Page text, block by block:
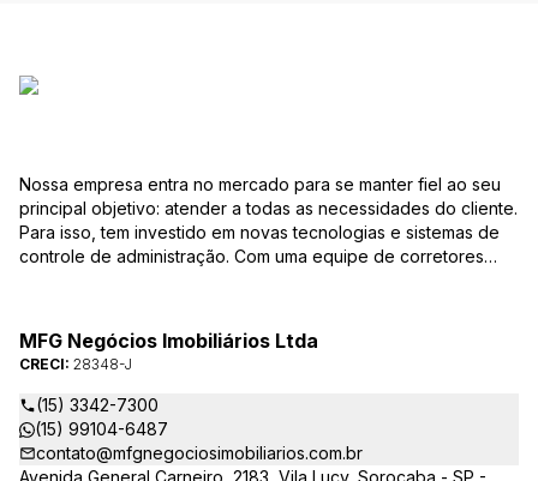
Nossa empresa entra no mercado para se manter fiel ao seu
principal objetivo: atender a todas as necessidades do cliente.
Para isso, tem investido em novas tecnologias e sistemas de
controle de administração. Com uma equipe de corretores
comerciais, terrenos etc. para compra e venda. As consultas
podem ser feitas por telefone, pessoalmente, ou pela Internet,
pela pesquisa para Vendas. Um módulo de super busca irá
pesquisar entre as ofertas o imóvel com as características que
você procura. em instantes você terá as informações sobre o
resultado, podendo, inclusive marcar visita ou pesquisar
outros parâmetros. Caso não exista uma oferta que preencha
MFG Negócios Imobiliários Ltda
CRECI: 28348-J
(15) 3342-7300
(15) 99104-6487
contato@mfgnegociosimobiliarios.com.br
Avenida General Carneiro, 2183, Vila Lucy, Sorocaba - SP -